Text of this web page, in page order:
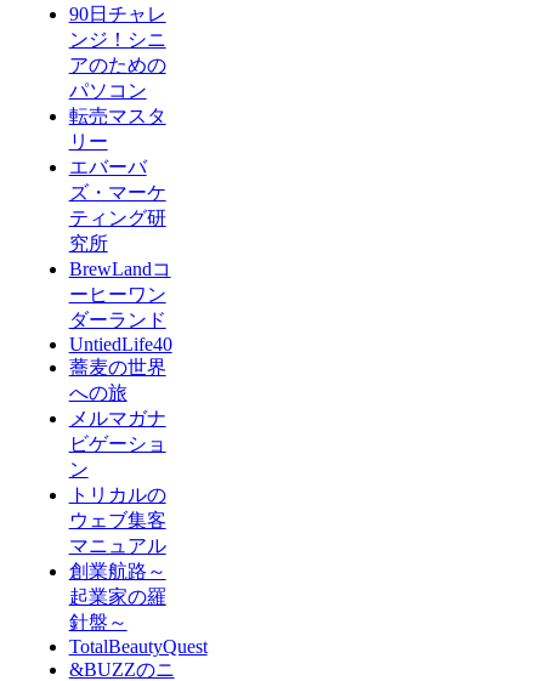
90日チャレ
ンジ！シニ
アのための
パソコン
転売マスタ
リー
エバーバ
ズ・マーケ
ティング研
究所
BrewLandコ
ーヒーワン
ダーランド
UntiedLife40
蕎麦の世界
への旅
メルマガナ
ビゲーショ
ン
トリカルの
ウェブ集客
マニュアル
創業航路～
起業家の羅
針盤～
TotalBeautyQuest
&BUZZのニ